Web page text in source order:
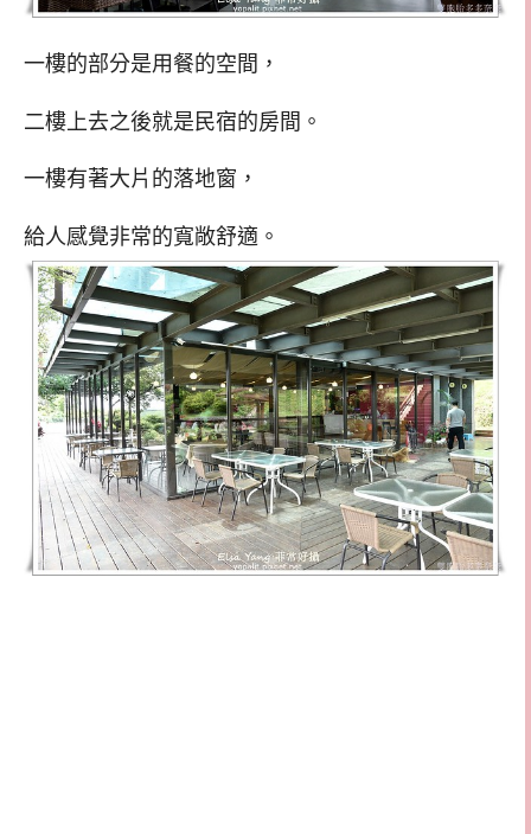
一樓的部分是用餐的空間，
二樓上去之後就是民宿的房間。
一樓有著大片的落地窗，
給人感覺非常的寬敞舒適。